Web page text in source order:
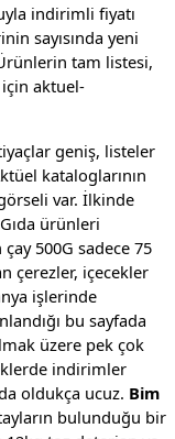
indirimli fiyatı
sayısında yeni
tam listesi,
aktuel-
geniş, listeler
kataloglarının
var. İlkinde
ürünleri
500G sadece 75
çerezler, içecekler
işlerinde
bu sayfada
üzere pek çok
indirimler
oldukça ucuz. Bim
bulunduğu bir